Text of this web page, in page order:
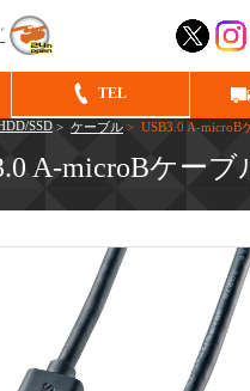
TEL
SSD > ケーブル > USB3.0 A-microB
A-microBケーブ